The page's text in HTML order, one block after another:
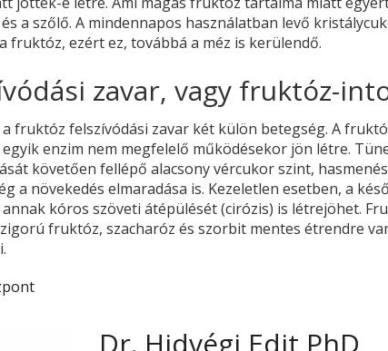
a szőlő. A mindennapos használatban levő
fruktóz, ezért ez, továbbá a méz is kerülendő.
zavar, vagy fruktóz-
fruktóz felszívódási zavar két külön betegség. A
enzim nem megfelelő működésekor jön létre.
követően fellépő alacsony vércukor szint,
a növekedés elmaradása is. Kezeletlen esetben, a
kóros szöveti átépülését (cirózis) is létrejöhet.
fruktóz, szacharóz és szorbit mentes étrendre
Dr. Hidvégi Edit PhD